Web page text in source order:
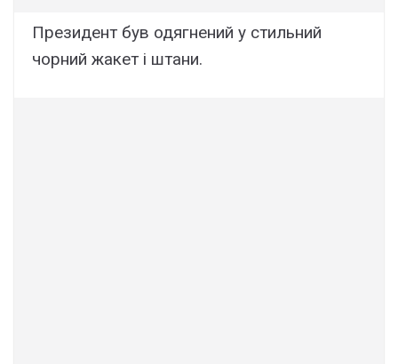
Президент був одягнений у стильний
чорний жакет і штани.